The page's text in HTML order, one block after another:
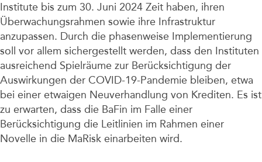
Institute bis zum 30. Juni 2024 Zeit haben, ihren
Überwachungsrahmen sowie ihre Infrastruktur
anzupassen. Durch die phasenweise Implementierung
soll vor allem sichergestellt werden, dass den Instituten
ausreichend Spielräume zur Berücksichtigung der
Auswirkungen der COVID-19-Pandemie bleiben, etwa
bei einer etwaigen Neuverhandlung von Krediten. Es ist
zu erwarten, dass die BaFin im Falle einer
Berücksichtigung die Leitlinien im Rahmen einer
Novelle in die MaRisk einarbeiten wird.